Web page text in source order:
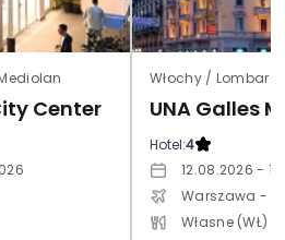
Center
Włochy /
UNA Galles
Hotel:4
12.08.2026 -
Warszawa -
Własne (WŁ)